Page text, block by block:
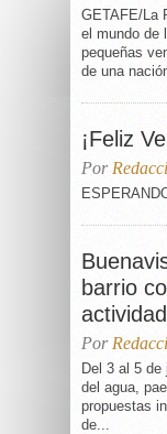
GETAFE/La
el mundo de
pequeñas
de una
¡Feliz
Por
barrio
Por
Del 3 al 5
del agua,
propuestas
de...